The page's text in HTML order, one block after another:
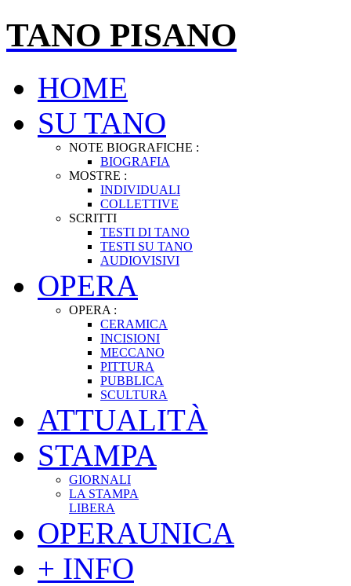
TANO PISANO
HOME
SU TANO
NOTE BIOGRAFICHE :
BIOGRAFIA
MOSTRE :
INDIVIDUALI
COLLETTIVE
SCRITTI
TESTI DI TANO
TESTI SU TANO
AUDIOVISIVI
OPERA
OPERA :
CERAMICA
INCISIONI
MECCANO
PITTURA
PUBBLICA
SCULTURA
ATTUALITÀ
STAMPA
GIORNALI
LA STAMPA
LIBERA
OPERAUNICA
+ INFO